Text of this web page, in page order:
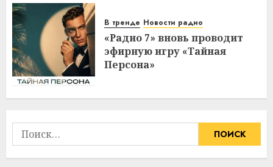
В тренде Новости радио
«Радио 7» вновь проводит
эфирную игру «Тайная
Персона»
Найти: